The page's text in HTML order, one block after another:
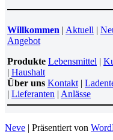
Willkommen | Aktuell |
Angebot
Produkte Lebensmittel |
| Haushalt
Über uns Kontakt|
| Lieferanten | Anlässe
Neve | Präsentiert von